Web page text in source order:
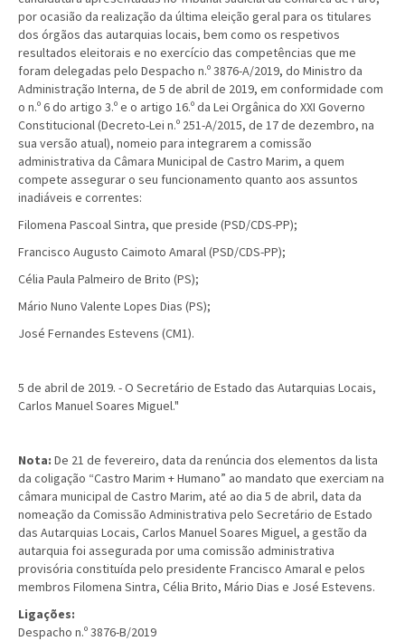
por ocasião da realização da última eleição geral para os titulares
dos órgãos das autarquias locais, bem como os respetivos
resultados eleitorais e no exercício das competências que me
foram delegadas pelo Despacho n.º 3876-A/2019, do Ministro da
Administração Interna, de 5 de abril de 2019, em conformidade com
o n.º 6 do artigo 3.º e o artigo 16.º da Lei Orgânica do XXI Governo
Constitucional (Decreto-Lei n.º 251-A/2015, de 17 de dezembro, na
sua versão atual), nomeio para integrarem a comissão
administrativa da Câmara Municipal de Castro Marim, a quem
compete assegurar o seu funcionamento quanto aos assuntos
inadiáveis e correntes:
Filomena Pascoal Sintra, que preside (PSD/CDS-PP);
Francisco Augusto Caimoto Amaral (PSD/CDS-PP);
Célia Paula Palmeiro de Brito (PS);
Mário Nuno Valente Lopes Dias (PS);
José Fernandes Estevens (CM1).
5 de abril de 2019. - O Secretário de Estado das Autarquias Locais,
Carlos Manuel Soares Miguel."
Nota: De 21 de fevereiro, data da renúncia dos elementos da lista
da coligação “Castro Marim + Humano” ao mandato que exerciam na
câmara municipal de Castro Marim, até ao dia 5 de abril, data da
nomeação da Comissão Administrativa pelo Secretário de Estado
das Autarquias Locais, Carlos Manuel Soares Miguel, a gestão da
autarquia foi assegurada por uma comissão administrativa
provisória constituída pelo presidente Francisco Amaral e pelos
membros Filomena Sintra, Célia Brito, Mário Dias e José Estevens.
Ligações:
Despacho n.º 3876-B/2019